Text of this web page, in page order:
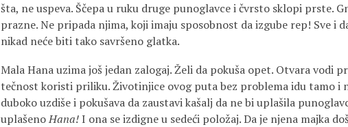
šta, ne uspeva. Ščepa u ruku druge punoglavce i čvr­sto sklopi prste.
prazne. Ne pripada njima, koji imaju sposobnost da izgube rep! Sve i
nikad neće biti tako savršeno glatka.
Mala Hana uzima još jedan zalogaj. Želi da pokuša opet. Otvara vodi
tečnost koristi priliku. Životinjice ovog puta bez problema idu tamo i
duboko uzdiše i pokušava da zaustavi kašalj da ne bi uplašila
uplašenoHana!I ona se izdigne u sedeći položaj. Da je njena majka